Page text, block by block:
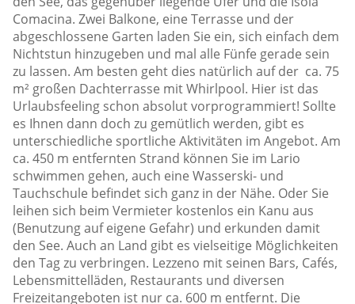
Comacina. Zwei Balkone, eine Terrasse und der
abgeschlossene Garten laden Sie ein, sich einfach dem
Nichtstun hinzugeben und mal alle Fünfe gerade sein
zu lassen. Am besten geht dies natürlich auf der ca. 75
m² großen Dachterrasse mit Whirlpool. Hier ist das
Urlaubsfeeling schon absolut vorprogrammiert! Sollte
es Ihnen dann doch zu gemütlich werden, gibt es
unterschiedliche sportliche Aktivitäten im Angebot. Am
ca. 450 m entfernten Strand können Sie im Lario
schwimmen gehen, auch eine Wasserski- und
Tauchschule befindet sich ganz in der Nähe. Oder Sie
leihen sich beim Vermieter kostenlos ein Kanu aus
(Benutzung auf eigene Gefahr) und erkunden damit
den See. Auch an Land gibt es vielseitige Möglichkeiten
den Tag zu verbringen. Lezzeno mit seinen Bars, Cafés,
Lebensmittelläden, Restaurants und diversen
Freizeitangeboten ist nur ca. 600 m entfernt. Die